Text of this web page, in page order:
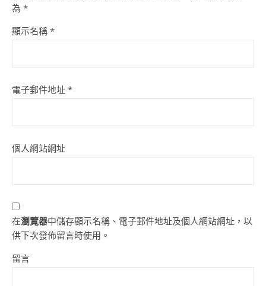
為 *
顯示名稱 *
電子郵件地址 *
個人網站網址
在瀏覽器中儲存顯示名稱、電子郵件地址及個人網站網址，以
供下次發佈留言時使用。
留言